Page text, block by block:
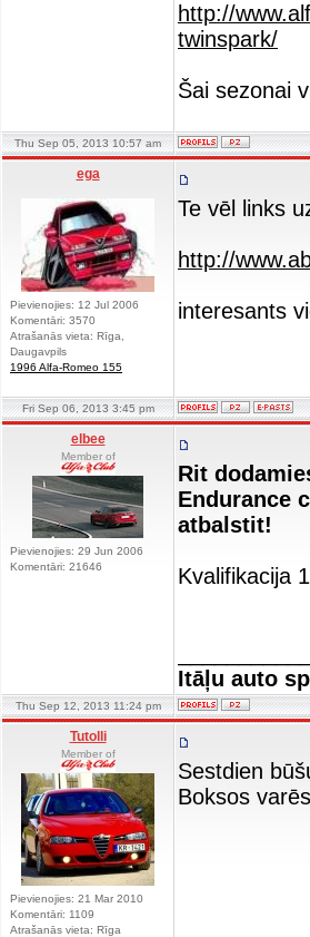
http://
twinspark/
Šai sezonai
Thu Sep 05, 2013 10:57 am
ega
Pievienojies: 12 Jul 2006
Komentāri: 3570
Atrašanās vieta: Rīga,
Daugavpils
1996 Alfa-Romeo 155
Te vēl links
http://
interesants
Fri Sep 06, 2013 3:45 pm
elbee
Member of
Pievienojies: 29 Jun 2006
Komentāri: 21646
Rit
Endurance
atbalstit!
Kvalifikacija
Itāļu auto
Thu Sep 12, 2013 11:24 pm
Tutolli
Member of
Pievienojies: 21 Mar 2010
Komentāri: 1109
Atrašanās vieta: Rīga
Sestdien
Boksos